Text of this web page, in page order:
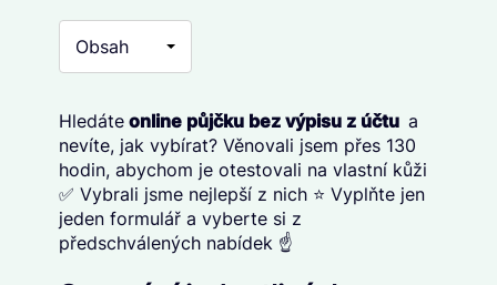
Obsah
Hledáteonline půjčku bez výpisu z účtu a
nevíte, jak vybírat? Věnovali jsem přes 130
hodin, abychom je otestovali na vlastní kůži
✅ Vybrali jsme nejlepší z nich ⭐ Vyplňte jen
jeden formulář a vyberte si z
předschválených nabídek ☝️